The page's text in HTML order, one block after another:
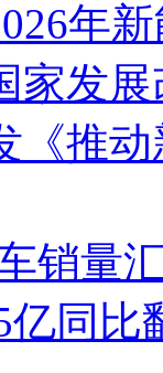
年
家发
《推
销量
亿同